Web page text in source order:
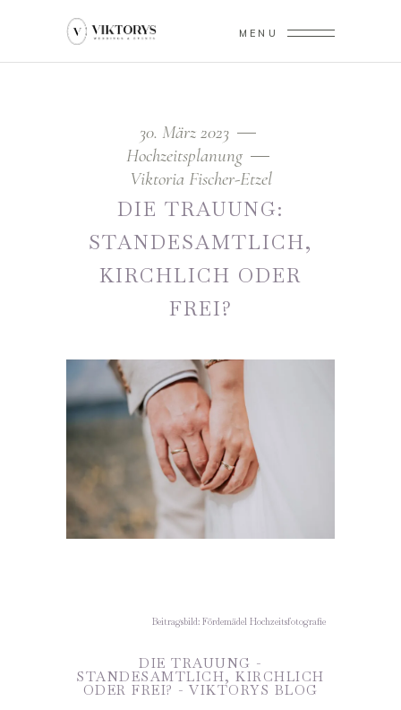
MENU
30. März 2023
Hochzeitsplanung
Viktoria Fischer-Etzel
DIE TRAUUNG:
STANDESAMTLICH,
KIRCHLICH ODER
FREI?
Beitragsbild: Fördemädel Hochzeitsfotografie
DIE TRAUUNG -
STANDESAMTLICH, KIRCHLICH
ODER FREI? - VIKTORYS BLOG